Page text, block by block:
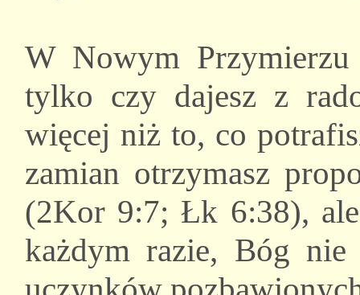
W Nowym
tylko czy dajesz z
więcej niż to, co
zamian otrzymasz
(2Kor 9:7; Łk 6:38),
każdym razie, Bóg